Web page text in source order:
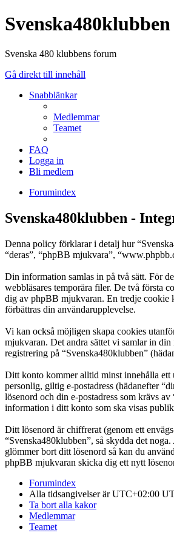
Svenska480klubben
Svenska 480 klubbens forum
Gå direkt till innehåll
Snabblänkar
Medlemmar
Teamet
FAQ
Logga in
Bli medlem
Forumindex
Svenska480klubben -
Denna policy förklarar i detalj hur
“deras”, “phpBB mjukvara”,
Din information samlas in på två sätt. För
webbläsares temporära filer. De två första
dig av phpBB mjukvaran. En tredje cookie
förbättras din användarupplevelse.
Vi kan också möjligen skapa cookies
mjukvaran. Det andra sättet vi samlar in
registrering på “Svenska480klubben”
Ditt konto kommer alltid minst innehålla ett
personlig, giltig e-postadress (hädanefter
lösenord och din e-postadress som krävs
information i ditt konto som ska visas
Ditt lösenord är chiffrerat (genom ett
“Svenska480klubben”, så skydda det
glömmer bort ditt lösenord så kan du
phpBB mjukvaran skicka dig ett nytt
Forumindex
Alla tidsangivelser är UTC+02:00
Ta bort alla kakor
Medlemmar
Teamet